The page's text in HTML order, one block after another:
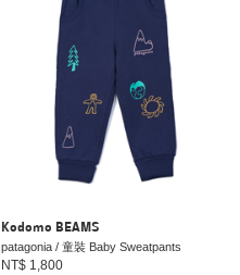
Kodomo BEAMS
patagonia / 童裝 Baby Sweatpants
NT$ 1,800